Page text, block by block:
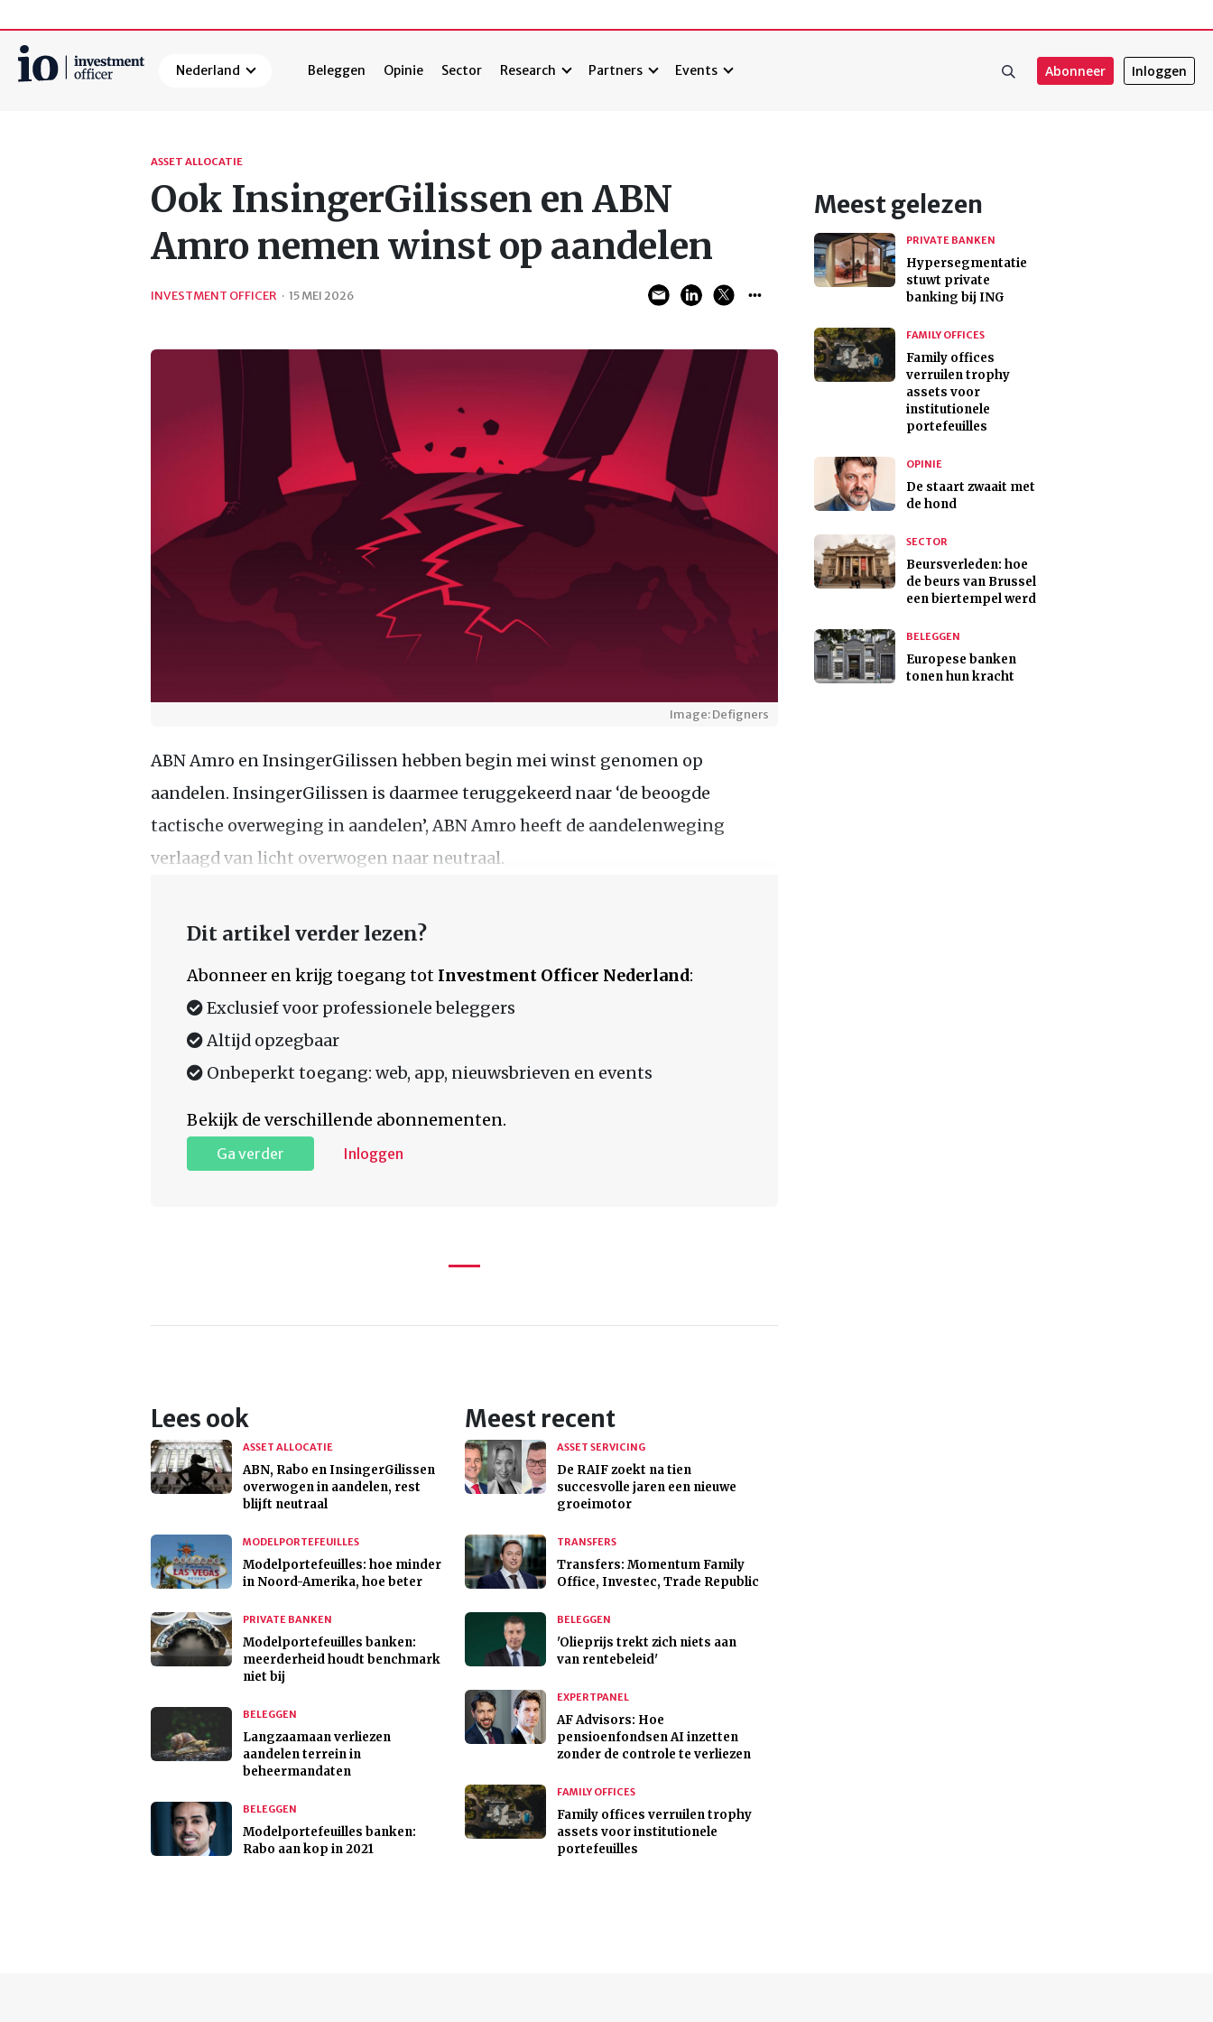
Nederland Beleggen Opinie Sector Research Partners Events Abonneer Inloggen
ASSET ALLOCATIE
Ook InsingerGilissen en ABN
Amro nemen winst op aandelen
INVESTMENT OFFICER · 15 MEI 2026
Image: Defigners
ABN Amro en InsingerGilissen hebben begin mei winst genomen op
aandelen. InsingerGilissen is daarmee teruggekeerd naar ‘de beoogde
tactische overweging in aandelen’, ABN Amro heeft de aandelenweging
verlaagd van licht overwogen naar neutraal.
Dit artikel verder lezen?
Abonneer en krijg toegang tot Investment Officer Nederland:
Exclusief voor professionele beleggers
Altijd opzegbaar
Onbeperkt toegang: web, app, nieuwsbrieven en events
Bekijk de verschillende abonnementen.
Ga verder Inloggen
Lees ook
ASSET ALLOCATIE
ABN, Rabo en InsingerGilissen
overwogen in aandelen, rest
blijft neutraal
MODELPORTEFEUILLES
Modelportefeuilles: hoe minder
in Noord-Amerika, hoe beter
PRIVATE BANKEN
Modelportefeuilles banken:
meerderheid houdt benchmark
niet bij
BELEGGEN
Langzaamaan verliezen
aandelen terrein in
beheermandaten
BELEGGEN
Modelportefeuilles banken:
Rabo aan kop in 2021
Meest recent
ASSET SERVICING
De RAIF zoekt na tien
succesvolle jaren een nieuwe
groeimotor
TRANSFERS
Transfers: Momentum Family
Office, Investec, Trade Republic
BELEGGEN
'Olieprijs trekt zich niets aan
van rentebeleid'
EXPERTPANEL
AF Advisors: Hoe
pensioenfondsen AI inzetten
zonder de controle te verliezen
FAMILY OFFICES
Family offices verruilen trophy
assets voor institutionele
portefeuilles
Meest gelezen
PRIVATE BANKEN
Hypersegmentatie
stuwt private
banking bij ING
FAMILY OFFICES
Family offices
verruilen trophy
assets voor
institutionele
portefeuilles
OPINIE
De staart zwaait met
de hond
SECTOR
Beursverleden: hoe
de beurs van Brussel
een biertempel werd
BELEGGEN
Europese banken
tonen hun kracht